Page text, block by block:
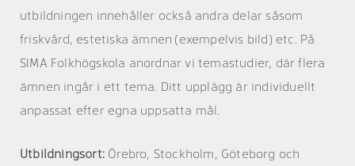
utbildningen innehåller också andra delar såsom
friskvård, estetiska ämnen (exempelvis bild) etc. På
SIMA Folkhögskola anordnar vi temastudier, där flera
ämnen ingår i ett tema. Ditt upplägg är individuellt
anpassat efter egna uppsatta mål.
Utbildningsort: Örebro, Stockholm, Göteborg och